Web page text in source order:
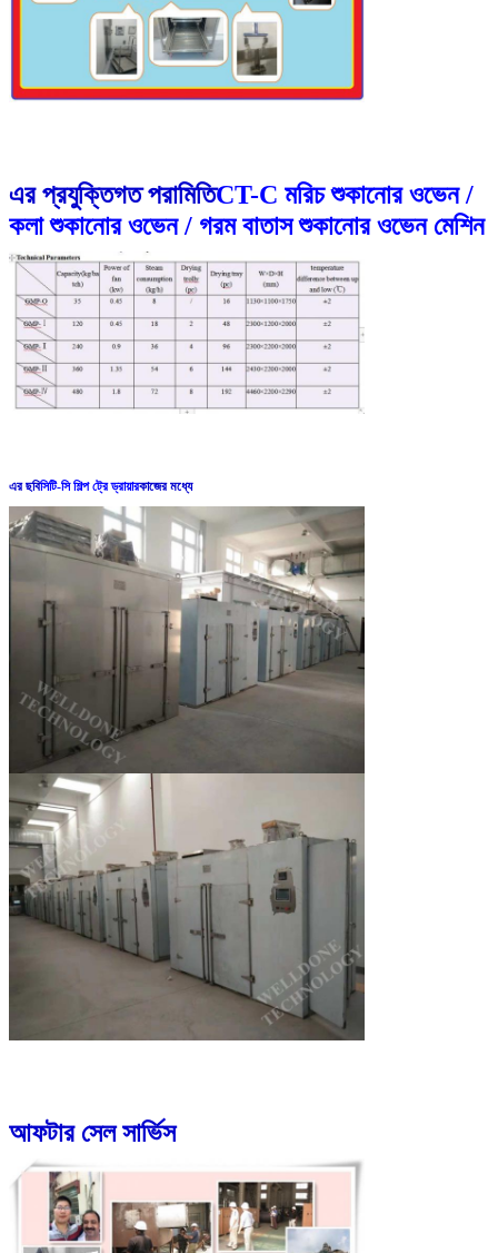
এর প্রযুক্তিগত পরামিতিCT-C মরিচ শুকানোর ওভেন /
কলা শুকানোর ওভেন / গরম বাতাস শুকানোর ওভেন মেশিন
এর ছবিসিটি-সি শিল্প ট্রে ড্রায়ারকাজের মধ্যে
আফটার সেল সার্ভিস